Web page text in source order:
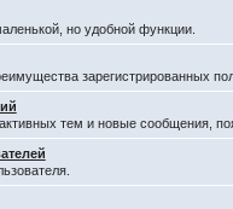
но удобной функции.
зарегистрированных
тем и новые сообщения,